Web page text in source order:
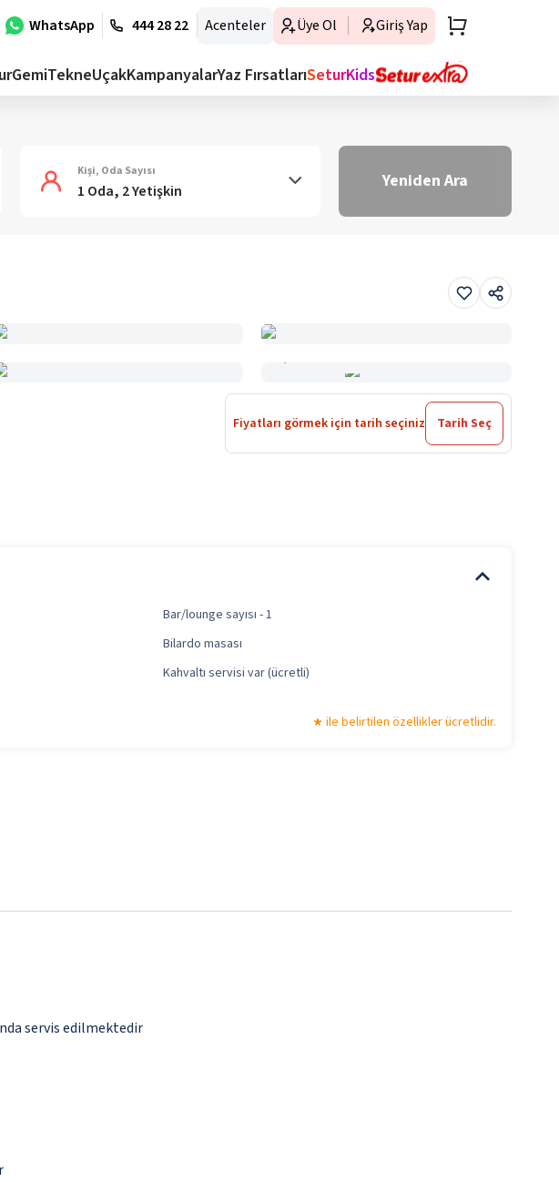
WhatsApp 444 28 22 Acenteler Üye Ol Giriş Yap
GemiTekneUçakKampanyalarYaz FırsatlarıSeturKids
Kişi, Oda Sayısı
1 Oda, 2 Yetişkin Yeniden Ara
Fiyatları görmek için tarih seçiniz Tarih Seç
Bar/lounge sayısı - 1
Bilardo masası
Kahvaltı servisi var (ücretli)
ile belirtilen özellikler ücretlidir.
servis edilmektedir